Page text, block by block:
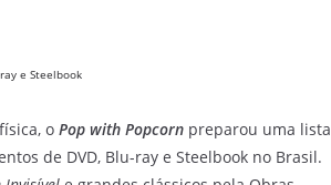
e Steelbook
o Pop with Popcorn preparou uma lista
de DVD, Blu-ray e Steelbook no Brasil.